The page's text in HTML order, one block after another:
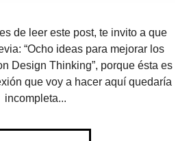
de leer este post, te invito a que
“Ocho ideas para mejorar los
Design Thinking”, porque ésta es
que voy a hacer aquí quedaría
incompleta...